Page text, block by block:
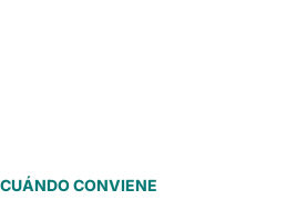
CUÁNDO CONVIENE